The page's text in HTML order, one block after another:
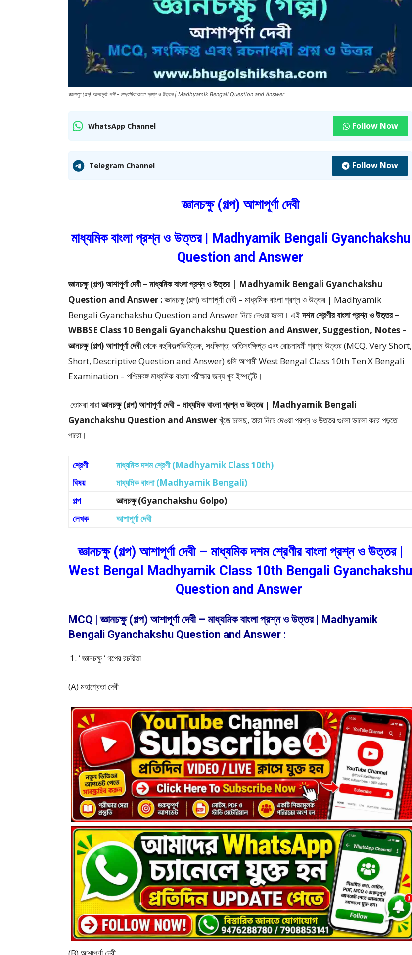
জ্ঞানচক্ষু (গল্প) আশাপূর্ণা দেবী - মাধ্যমিক বাংলা প্রশ্ন ও উত্তর | Madhyamik Bengali Question and Answer
WhatsApp Channel Follow Now
Telegram Channel Follow Now
জ্ঞানচক্ষু (গল্প) আশাপূর্ণা দেবী
মাধ্যমিক বাংলা প্রশ্ন ও উত্তর | Madhyamik Bengali Gyanchakshu
Question and Answer
জ্ঞানচক্ষু (গল্প) আশাপূর্ণা দেবী – মাধ্যমিক বাংলা প্রশ্ন ও উত্তর | Madhyamik Bengali Gyanchakshu
Question and Answer :জ্ঞানচক্ষু (গল্প) আশাপূর্ণা দেবী – মাধ্যমিক বাংলা প্রশ্ন ও উত্তর | Madhyamik
Bengali Gyanchakshu Question and Answerনিচে দেওয়া হলো। এইদশম শ্রেণীর বাংলা প্রশ্ন ও উত্তর –
WBBSE Class 10 Bengali Gyanchakshu Question and Answer, Suggestion, Notes –
জ্ঞানচক্ষু (গল্প) আশাপূর্ণা দেবীথেকেবহুবিকল্পভিত্তিক, সংক্ষিপ্ত, অতিসংক্ষিপ্ত এবং রোচনাধর্মী প্রশ্ন উত্তর (MCQ, Very Short,
Short, Descriptive Question and Answer)গুলি আগামী West Bengal Class 10th Ten X Bengali
Examination – পশ্চিমবঙ্গ মাধ্যমিক বাংলা পরীক্ষার জন্য খুব ইম্পর্টেন্ট।
তোমরা যারাজ্ঞানচক্ষু (গল্প) আশাপূর্ণা দেবী – মাধ্যমিক বাংলা প্রশ্ন ও উত্তর| Madhyamik Bengali
Gyanchakshu Question and Answerখুঁজে চলেছ, তারা নিচে দেওয়া প্রশ্ন ও উত্তর গুলো ভালো করে পড়তে
পারো।
শ্রেণী
মাধ্যমিক দশম শ্রেণী (Madhyamik Class 10th)
বিষয়
মাধ্যমিক বাংলা (Madhyamik Bengali)
গল্প
জ্ঞানচক্ষু (Gyanchakshu Golpo)
লেখক
আশাপূর্ণা দেবী
জ্ঞানচক্ষু (গল্প) আশাপূর্ণা দেবী – মাধ্যমিক দশম শ্রেণীর বাংলা প্রশ্ন ও উত্তর |
West Bengal Madhyamik Class 10th Bengali Gyanchakshu
Question and Answer
MCQ | জ্ঞানচক্ষু (গল্প) আশাপূর্ণা দেবী – মাধ্যমিক বাংলা প্রশ্ন ও উত্তর | Madhyamik
Bengali Gyanchakshu Question and Answer :
‘ জ্ঞানচক্ষু ‘ গল্পের রচয়িতা
(A) মহাশ্বেতা দেবী